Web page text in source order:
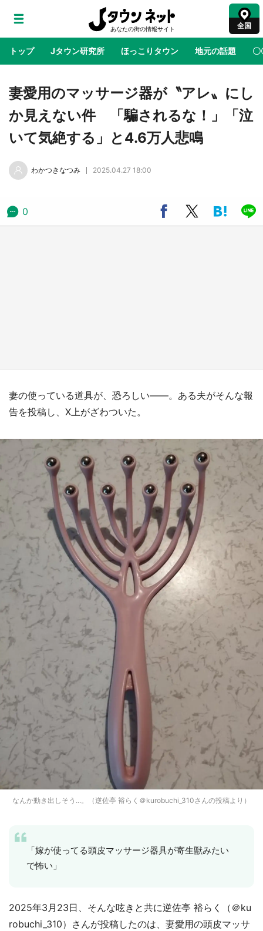
全国
トップ Jタウン研究所 ほっこりタウン 地元の話題 〇
地域×二次元 絶景 あの時はありがとう 物語がはじ
石川県×蓮ノ空女学院スクールアイドルクラブ
第五弾コラボ開始 メンバーたちとオリジナル
【8／10～31※平日限定】
妻愛用のマッサージ器が〝アレ〟にし
か見えない件 「騙されるな！」「泣
いて気絶する」と4.6万人悲鳴
わかつきなつみ 2025.04.27 18:00
0
妻の使っている道具が、恐ろしい――。ある夫がそんな報
告を投稿し、X上がざわついた。
なんか動き出しそう...。（逆佐亭 裕らく＠kurobuchi_310さんの投稿より）
「嫁が使ってる頭皮マッサージ器具が寄生獣みたい
で怖い」
2025年3月23日、そんな呟きと共に逆佐亭 裕らく（＠ku
robuchi_310）さんが投稿したのは、妻愛用の頭皮マッサ